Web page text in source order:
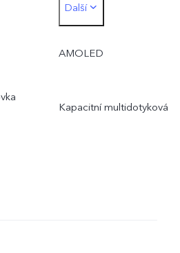
6,78 palce (17,22 cm).
Skutečná plocha displeje
Další
AMOLED
Kapacitní multidotyková